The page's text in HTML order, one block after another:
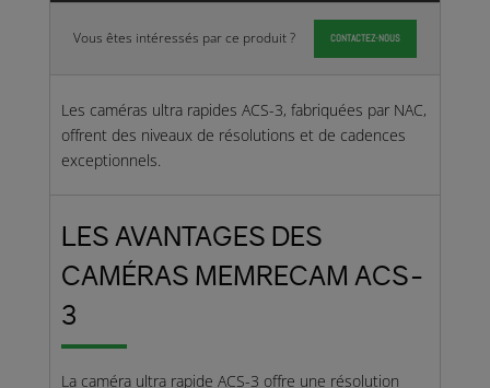
Vous êtes intéressés par ce produit ? CONTACTEZ-NOUS
Les caméras ultra rapides ACS-3, fabriquées par NAC,
offrent des niveaux de résolutions et de cadences
exceptionnels.
LES AVANTAGES DES
CAMÉRAS MEMRECAM ACS-
3
La caméra ultra rapide ACS-3 offre une résolution